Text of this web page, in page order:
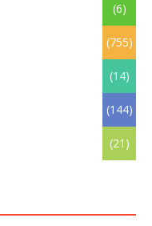
(6)
(755)
(14)
(144)
(21)